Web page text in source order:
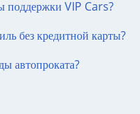
поддержки VIP Cars?
без кредитной карты?
автопроката?